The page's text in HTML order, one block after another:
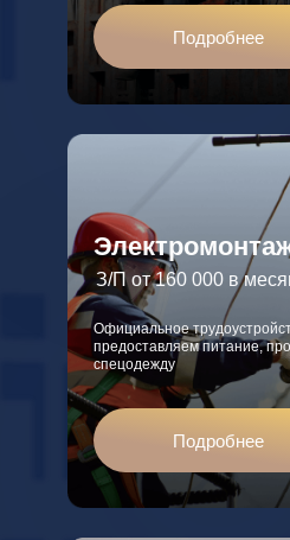
Подробнее
З/П от 160 000 в
Официальное
предоставляем питание,
спецодежду
Подробнее